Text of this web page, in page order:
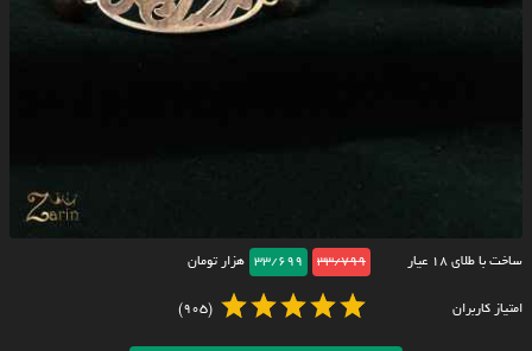
ساخت با طلای ۱۸ عیار 33/799
33/699 هزار تومان
امتیاز کاربران (905)